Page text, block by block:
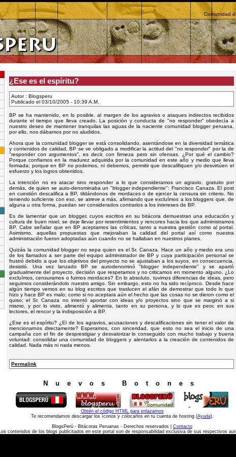
Comunidad
¿Ese es el espíritu?
Autor : Blogsperu
Publicado el 03/10/2005 - 10:39 A.M.
BP se ha mantenido, en lo posible, al margen de los agravios o ataques indirectos recibidos
durante el tiempo que lleva creado. La posición y conducta de "no responder" obedecía a
nuestro deseo de mantener tranquilas las aguas de la naciente comunidad blogger peruana,
por ello, nos dábamos por no aludidos.
Ahora que la comunidad blogger se está consolidando, asentándose en la diversidad temática
y contenidos de calidad, BP se ve obligado a modificar la actitud del "no responder" por la de
"responder con argumentos", es decir, con firmeza pero sin ofensas. ¿Por qué el cambio?
Porque confiamos en la madurez adquirida por la comunidad en este año y medio que lleva
formada; porque en BP no podemos, ni debemos, permitir que descalifiquen y/o desvirtúen el
esfuerzo y los logros obtenidos.
La intención no es atacar sino responder a lo que consideramos un agravio, gratuito por
demás, de quien se auto-denominaba un "blogger independiente": Francisco Canaza. El post
en cuestión descalifica a BP, tildándonos de mordaces o de ejercer la censura sin criterio. No
teniendo suficiente con eso, se atreve a más, afirmando que excluímos a los bloggers que, de
alguna u otra forma, puedan ser considerados contrarios a los intereses de BP.
Es de lamentar que un blogger, cuyos escritos en su bitácora demuestran una educación y
cultura de buen nivel, se deje llevar por resentimientos y rencores hacia los que administramos
BP. Cabe señalar que en BP aceptamos las críticas, tanto a nuestra gestión como al portal.
Asimismo, aquellas propuestas que mejoraban la calidad del portal así como nuestra
administración fueron adoptadas aún cuando no se hallaban en nuestros planes.
Quizás la comunidad blogger no sepa quien es el Sr. Canaza. Hace un año y medio era uno
de los llamados a ser parte del equipo administrador de BP y cuya participación personal se
frustró debido a que los objetivos del proyecto no se ajustaban a los suyos, en consecuencia,
desistió. Una vez lanzado BP se autodenominó "blogger independiente" y se apartó
gradualmente del proyecto, decisión que respetamos y no criticamos en momento alguno. ¿Lo
excluímos, censuramos o fuimos mordaces? En lo absoluto, tuvimos diferencias de ideas, pero
seguimos considerándolo nuestro amigo. Sin embargo, esto no ha sido recíproco. Desde hace
algún tiempo vemos en su blog escritos que traslucen el afán de demostrar que todo lo que
hizo y hace BP es malo; como si no aceptara aún el hecho que las cosas no se dieron como el
quiso; el Sr. Canaza no intentó aportar con ideas y/o proyectos sino que se marginó a si
mismo, y por lo visto, alimentó y alimenta, tanto en su persona, y lo que es peor, en sus
lectores, el rencor y la indisposición a BP.
¿Ese es el espíritu? ¿El de los agravios, acusaciones y descalificaciones sin tener el valor de
mencionarnos directamente? Esperamos, con sinceridad, que esto no sea el inicio de una
campaña con el fin de desprestigiar y desvalorizar lo conseguido con mucho trabajo y buena
voluntad: consolidar una comunidad de bloggers y alentarlos a la creación de contenidos de
calidad. Nada más ni nada menos.
Permalink
Nuevos Botones
Obtén el código HTML para enlazarnos
Te recomendamos descargar los íconos y colocarlos en tu cuenta de hosting (Ayuda).
BlogsPerú - Bitácoras Peruanas - Derechos reservados | Contacto
Los contenidos de los blogs publicitados en este portal son de responsabilidad exclusiva de sus respectivos